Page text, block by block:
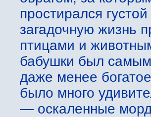
простирался
загадочную жизнь
птицами и
бабушки был
даже менее
было много
— оскаленные